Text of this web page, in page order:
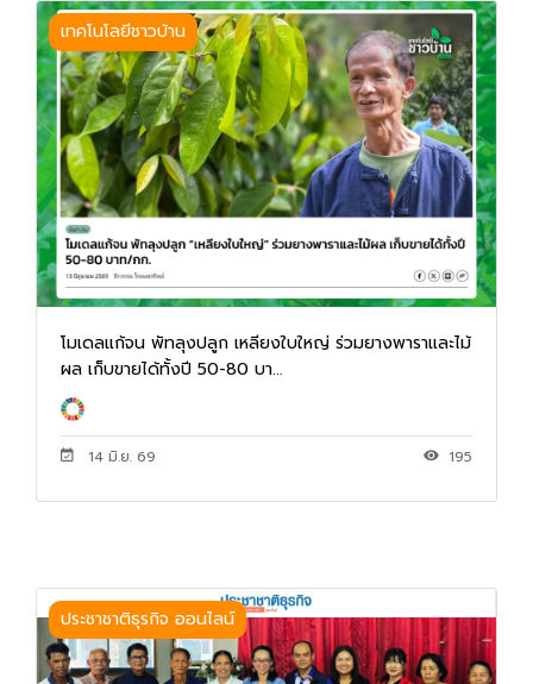
เทคโนโลยีชาวบ้าน
โมเดลแก้จน พัทลุงปลูก เหลียงใบใหญ่ ร่วมยางพาราและไม้
ผล เก็บขายได้ทั้งปี 50-80 บา...
14 มิ.ย. 69 195
ประชาชาติธุรกิจ ออนไลน์